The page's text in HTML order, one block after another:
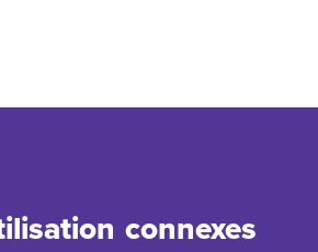
connexes